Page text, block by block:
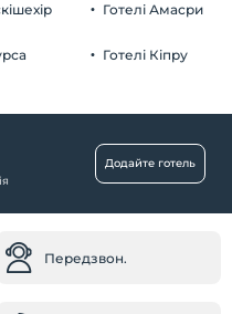
Готелі Амасри
Готелі Кіпру
Додайте готель
Передзвон.